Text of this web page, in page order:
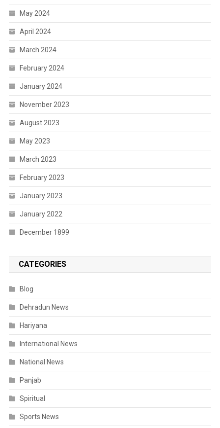
May 2024
April 2024
March 2024
February 2024
January 2024
November 2023
August 2023
May 2023
March 2023
February 2023
January 2023
January 2022
December 1899
CATEGORIES
Blog
Dehradun News
Hariyana
International News
National News
Panjab
Spiritual
Sports News